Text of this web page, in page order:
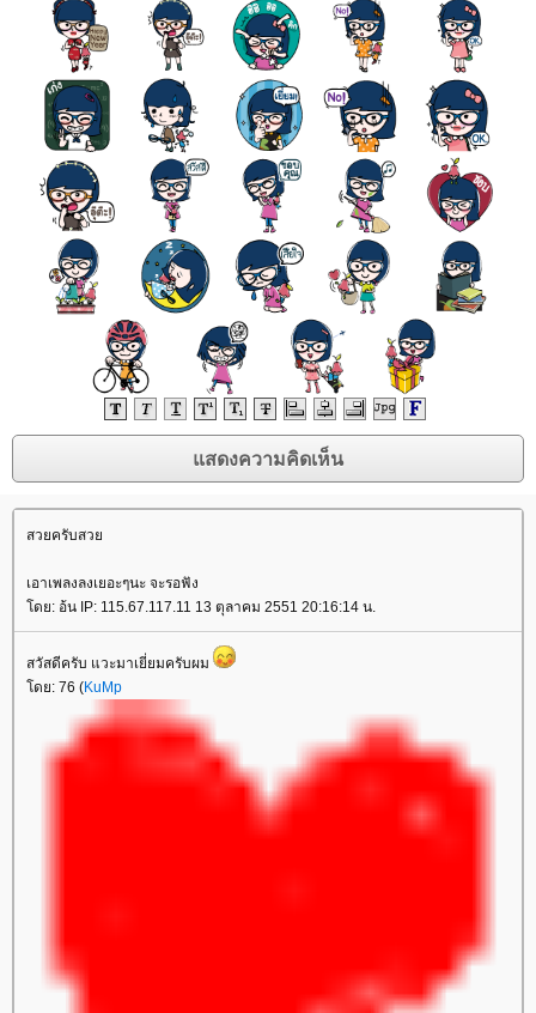
สวยครับสว
เอาเพลงลงเยอะๆนะ จะรอฟัง
ดย: อ้น IP: 115.67.117.11 13 ตุลาคม 2551 20:16:14 น.
สวัสดีครับ แวะมาเยี่ยมครับผม
ดย: 76 (KuMp